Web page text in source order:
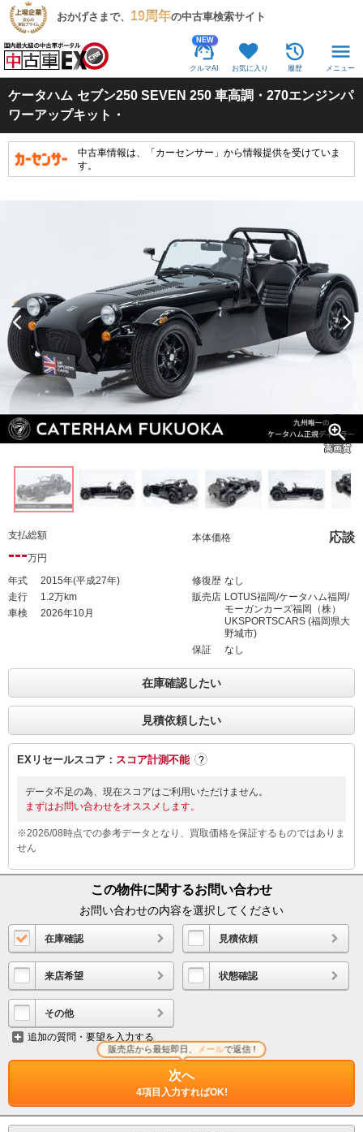
おかげさまで、 19周年の中古車検索サイト
NEW
クルマAI お気に入り 履歴 メニュー
ケータハム セブン250 SEVEN 250 車高調・270エンジンパ
ワーアップキット・
中古車情報は、「カーセンサー」から情報提供を受けていま
す。
高画質
支払総額
---万円
本体価格 応談
年式
2015年(平成27年)
走行
1.2万km
車検
2026年10月
修復歴 なし
販売店 LOTUS福岡/ケータハム福岡/
モーガンカーズ福岡（株）
UKSPORTSCARS (福岡県大
野城市)
保証
なし
在庫確認したい
見積依頼したい
EXリセールスコア： スコア計測不能 ?
データ不足の為、現在スコアはご利用いただけません。
まずはお問い合わせをオススメします。
※2026/08時点での参考データとなり、買取価格を保証するものではありま
せん
この物件に関するお問い合わせ
お問い合わせの内容を選択してください
在庫確認 見積依頼
来店希望 状態確認
その他
追加の質問・要望を入力する
次へ
4項目入力すればOK!
販売店から最短即日、 メールで返信 !